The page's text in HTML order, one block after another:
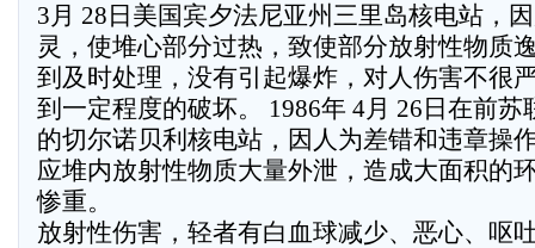
3月 28日美国宾夕法尼亚州三里岛核电站，
灵，使堆心部分过热，致使部分放射性物质
到及时处理，没有引起爆炸，对人伤害不很
到一定程度的破坏。 1986年 4月 26日在前
的切尔诺贝利核电站，因人为差错和违章操
应堆内放射性物质大量外泄，造成大面积的
惨重。
放射性伤害，轻者有白血球减少、恶心、呕